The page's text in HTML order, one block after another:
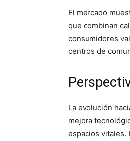
El mercado
que combinan
consumidores
centros de
La evolución
mejora
espacios vitales.